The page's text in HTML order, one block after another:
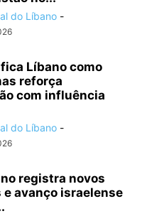
do Líbano -
Líbano como
reforça
com influência
do Líbano -
registra novos
avanço israelense